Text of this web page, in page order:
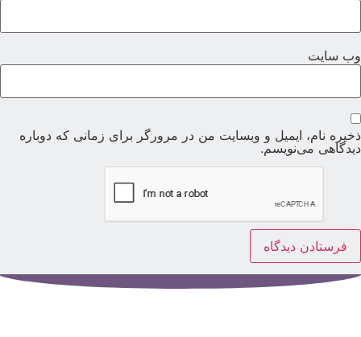
وب‌ سایت
ذخیره نام، ایمیل و وبسایت من در مرورگر برای زمانی که دوباره
دیدگاهی می‌نویسم.